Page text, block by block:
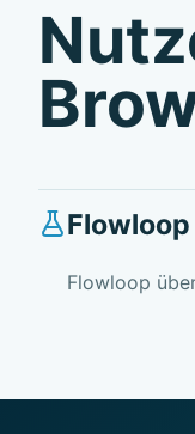
Flowloop
Flowloop